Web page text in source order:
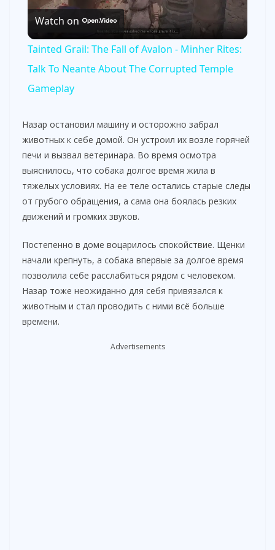
l
a
V
i
d
e
o
Watch on
Tainted Grail: The Fall of Avalon - Minher Rites:
Talk To Neante About The Corrupted Temple
Gameplay
Назар остановил машину и осторожно забрал
животных к себе домой. Он устроил их возле горячей
печи и вызвал ветеринара. Во время осмотра
выяснилось, что собака долгое время жила в
тяжелых условиях. На ее теле остались старые следы
от грубого обращения, а сама она боялась резких
движений и громких звуков.
Постепенно в доме воцарилось спокойствие. Щенки
начали крепнуть, а собака впервые за долгое время
позволила себе расслабиться рядом с человеком.
Назар тоже неожиданно для себя привязался к
животным и стал проводить с ними всё больше
времени.
Advertisements